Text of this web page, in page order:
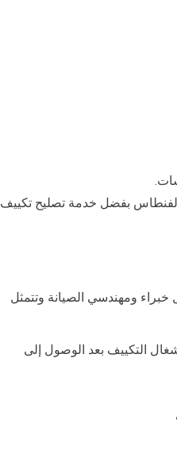
اسواق الفنطاس بفضل خدمة تصليح تكييف
ومهندسي الصيانة وتتمثل
التكييف بعد الوصول إلى